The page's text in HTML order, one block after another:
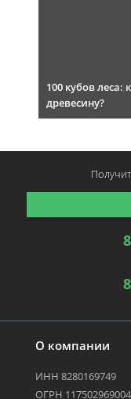
100 кубов леса:
древесину?
О компании
ИНН 8280169749
ОГРН